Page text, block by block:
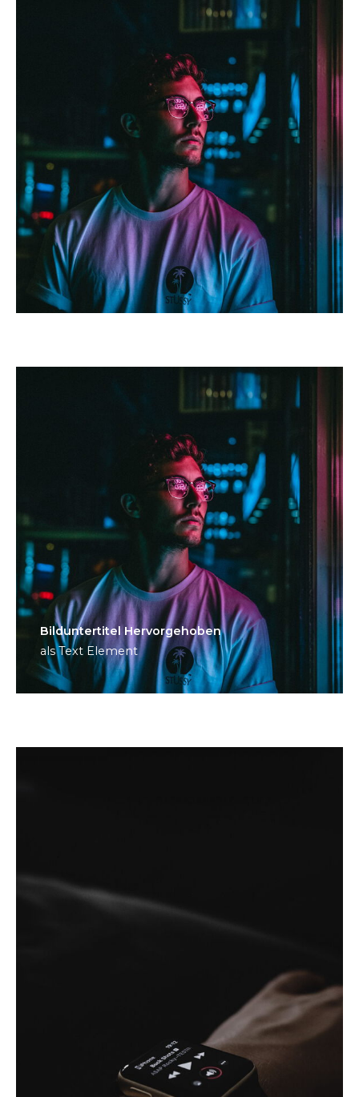
Bild­unter­titel Hervorgehoben
als Text Element